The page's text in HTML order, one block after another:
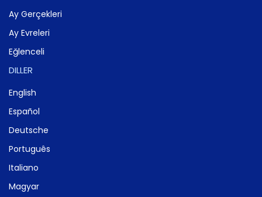
Ay Gerçekleri
Ay Evreleri
Eğlenceli
DILLER
English
Español
Deutsche
Português
Italiano
Magyar